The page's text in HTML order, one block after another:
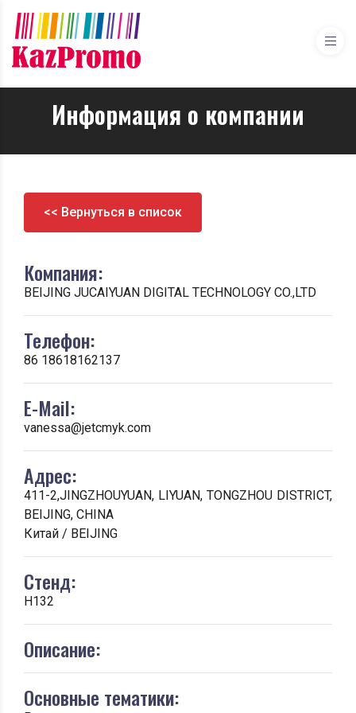
Информация о компании
<< Вернуться в список
Компания:
BEIJING JUCAIYUAN DIGITAL TECHNOLOGY CO.,LTD
Телефон:
86 18618162137
E-Mail:
vanessa@jetcmyk.com
Адрес:
411-2,JINGZHOUYUAN, LIYUAN, TONGZHOU DISTRICT,
BEIJING, CHINA
Китай / BEIJING
Стенд:
H132
Описание:
Основные тематики: